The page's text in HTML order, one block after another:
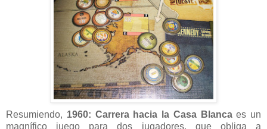
Resumiendo, 1960: Carrera hacia la Casa Blancaes un
magnífico juego para dos jugadores, que obliga a